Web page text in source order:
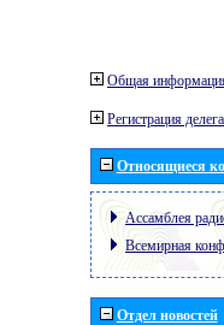
Общая
Регистрация
Относящиеся
Ассамблея
Всемирная
Отдел новостей